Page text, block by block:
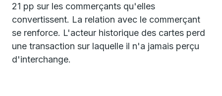
21 pp sur les commerçants qu'elles
convertissent. La relation avec le commerçant
se renforce. L'acteur historique des cartes perd
une transaction sur laquelle il n'a jamais perçu
d'interchange.